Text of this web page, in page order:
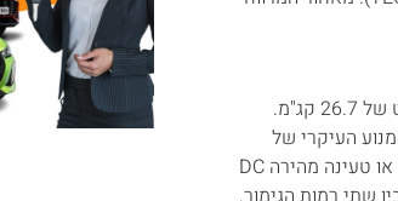
לסטאריי הנעת פלאג אין הייבריד העושה שימוש במנוע חשמלי בהספק של 214 כ"ס ומומנט של 26.7 קג"מ.
המנוע החשמלי הוא המנוע העיקרי של
הסטאריי. הסוללה בקיבולת של 18.4Kwh וניתנת לטעינה איטית AC בהספק של עד 6.6Kw או טעינה מהירה DC